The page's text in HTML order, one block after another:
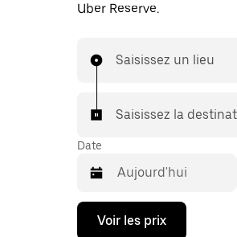
Uber Reserve.
Saisissez un lieu
Saisissez la
Date
Appuyez
Voir les prix